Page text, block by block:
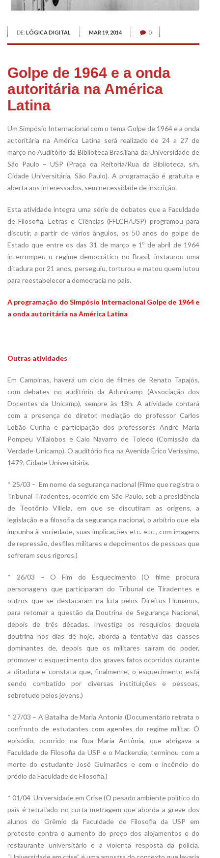
DE: LÓGICA DIGITAL MAR 19, 2014 0
Golpe de 1964 e a onda
autoritária na América
Latina
Um Simpósio Internacional com o tema Golpe de 1964 e a onda
autoritária na América Latina será realizado de 24 a 27 de
março no Auditório da Biblioteca Brasiliana da Universidade de
São Paulo – USP (Praça da Reitoria/Rua da Biblioteca, s/n,
Cidade Universitária, São Paulo). A programação é gratuita e
aberta aos interessados, sem necessidade de inscrição.
Esta atividade integra uma série de debates que a Faculdade
de Filosofia, Letras e Ciências (FFLCH/USP) programou para
discutir, a partir de vários ângulos, os 50 anos do golpe de
Estado que entre os das 31 de março e 1º de abril de 1964
interrompeu o regime democrático no Brasil, instaurou uma
ditadura por 21 anos, perseguiu, torturou e matou quem lutou
para reestabelecer a democracia no país.
A programação do Simpósio Internacional Golpe de 1964 e
a onda autoritária na América Latina
Outras atividades
Em Campinas, haverá um ciclo de filmes de Renato Tapajós,
com debates no auditório da Adunicamp (Associação dos
Docentes da Unicamp), sempre às 18h. A atividade contará
com a presença do diretor, mediação do professor Carlos
Lobão Cunha e participação dos professores André Maria
Pompeu Villalobos e Caio Navarro de Toledo (Comissão da
Verdade-Unicamp). O auditório fica na Avenida Érico Veríssimo,
1479, Cidade Universitária.
* 25/03 – Em nome da segurança nacional (Filme que registra o
Tribunal Tiradentes, ocorrido em São Paulo, sob a presidência
de Teotônio Villela, em que se discutiram as origens, a
legislação e a filosofia da segurança nacional, o arbítrio que ela
impunha à sociedade, suas implicações etc. etc., com imagens
de repressão, desfiles militares e depoimentos de pessoas que
sofreram seus rigores.)
* 26/03 – O Fim do Esquecimento (O filme procura
personagens que participaram do Tribunal de Tiradentes e
outros que se destacaram na luta pelos Direitos Humanos,
para retomar a questão da Doutrina de Segurança Nacional,
depois de três décadas. Investiga os resquícios daquela
doutrina nos dias de hoje, aborda a tentativa das classes
dominantes de, depois que os militares saíram do poder,
promover o esquecimento dos graves fatos ocorridos durante
a ditadura e constata que, finalmente, o esquecimento está
sendo combatido por diversas instituições e pessoas,
sobretudo pelos jovens.)
* 27/03 – A Batalha de Maria Antonia (Documentário retrata o
confronto de estudantes com agentes do regime militar. O
episódio, ocorrido na Rua Maria Antônia, que abrigava a
Faculdade de Filosofia da USP e o Mackenzie, terminou com a
morte do estudante José Guimarães e com o incêndio do
prédio da Faculdade de Filosofia.)
* 01/04  Universidade em Crise (O pesado ambiente político do
país é retratado no curta-metragem que aborda a greve dos
alunos do Grêmio da Faculdade de Filosofia da USP em
protesto contra o aumento do preço dos alojamentos e do
restaurante universitário e a violenta resposta da polícia.